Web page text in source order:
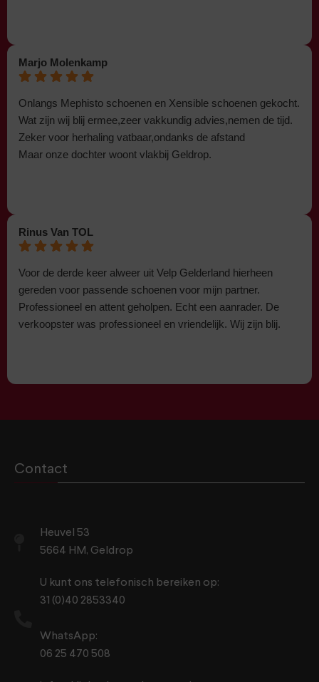
Marjo Molenkamp
Onlangs Mephisto schoenen en Xensible schoenen gekocht.
Wat zijn wij blij ermee,zeer vakkundig advies,nemen de tijd.
Zeker voor herhaling vatbaar,ondanks de afstand
Maar onze dochter woont vlakbij Geldrop.
Rinus Van TOL
Voor de derde keer alweer uit Velp Gelderland hierheen
gereden voor passende schoenen voor mijn partner.
Professioneel en attent geholpen. Echt een aanrader. De
verkoopster was professioneel en vriendelijk. Wij zijn blij.
Contact
Heuvel 53
5664 HM, Geldrop
U kunt ons telefonisch bereiken op:
31 (0)40 2853340
WhatsApp:
06 25 470 508